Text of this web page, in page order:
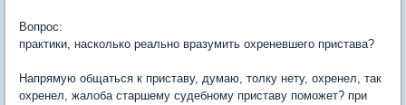
Вопрос:
практики, насколько реально вразумить охреневшего пристава?
Напрямую общаться к приставу, думаю, толку нету, охренел, так
охренел, жалоба старшему судебному приставу поможет? при